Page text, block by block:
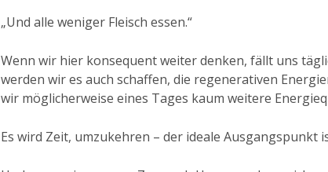
„Und alle weniger Fleisch essen.“
Wenn wir hier konsequent weiter denken, fällt uns
werden wir es auch schaffen, die regenerativen
wir möglicherweise eines Tages kaum weitere
Es wird Zeit, umzukehren – der ideale Ausgangspunkt